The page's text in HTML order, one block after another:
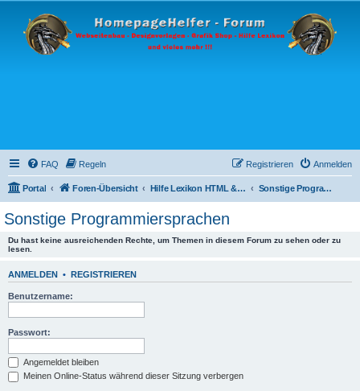
FAQ Regeln Anmelden
Registrieren
Portal Foren-Übersicht Hilfe Lexikon HTML & Programmiersprachen Sonstige Programmiersprachen
Sonstige Programmiersprachen
Du hast keine ausreichenden Rechte, um Themen in diesem Forum zu sehen oder zu
lesen.
ANMELDEN • REGISTRIEREN
Benutzername:
Passwort:
Angemeldet bleiben
Meinen Online-Status während dieser Sitzung verbergen